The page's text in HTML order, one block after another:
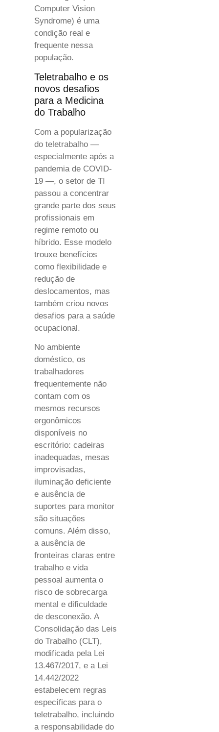
Computer Vision
Syndrome) é uma
condição real e
frequente nessa
população.
Teletrabalho e os
novos desafios
para a Medicina
do Trabalho
Com a popularização
do teletrabalho —
especialmente após a
pandemia de COVID-
19 —, o setor de TI
passou a concentrar
grande parte dos seus
profissionais em
regime remoto ou
híbrido. Esse modelo
trouxe benefícios
como flexibilidade e
redução de
deslocamentos, mas
também criou novos
desafios para a saúde
ocupacional.
No ambiente
doméstico, os
trabalhadores
frequentemente não
contam com os
mesmos recursos
ergonômicos
disponíveis no
escritório: cadeiras
inadequadas, mesas
improvisadas,
iluminação deficiente
e ausência de
suportes para monitor
são situações
comuns. Além disso,
a ausência de
fronteiras claras entre
trabalho e vida
pessoal aumenta o
risco de sobrecarga
mental e dificuldade
de desconexão. A
Consolidação das Leis
do Trabalho (CLT),
modificada pela Lei
13.467/2017, e a Lei
14.442/2022
estabelecem regras
específicas para o
teletrabalho, incluindo
a responsabilidade do